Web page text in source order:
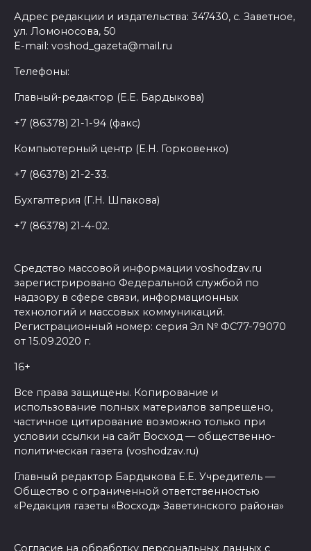
Адрес редакции и издательства: 347430, с. Заветное,
ул. Ломоносова, 50
E-mail: voshod_gazeta@mail.ru
Телефоны:
Главный-редактор (Е.Е. Бардыкова)
+7 (86378) 21-1-94 (факс)
Компьютерный центр (Е.Н. Горковенко)
+7 (86378) 21-2-33.
Бухгалтерия (Г.Н. Шпакова)
+7 (86378) 21-4-02.
Средство массовой информации voshodzav.ru
зарегистрировано Федеральной службой по
надзору в сфере связи, информационных
технологий и массовых коммуникаций.
Регистрационный номер: серия Эл № ФС77-79070
от 15.09.2020 г.
16+
Все права защищены. Копирование и
использование полных материалов запрещено,
частичное цитирование возможно только при
условии ссылки на сайт Восход — общественно-
политическая газета (voshodzav.ru)
Главный редактор Бардыкова Е.Е. Учредитель —
Общество с ограниченной ответственностью
«Редакция газеты «Восход» Заветинского района»
Согласие на обработку персональных данных с